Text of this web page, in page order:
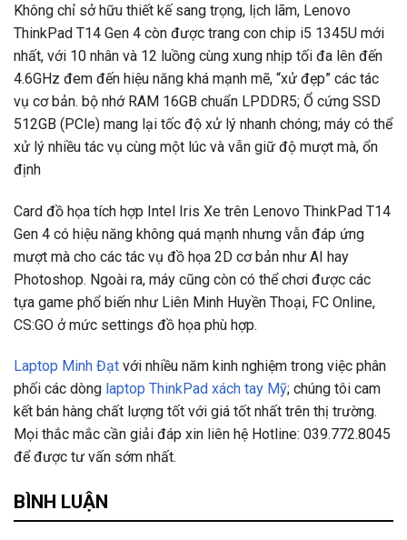
Không chỉ sở hữu thiết kế sang trọng, lịch lãm, Lenovo
ThinkPad T14 Gen 4 còn được trang con chip i5 1345U mới
nhất, với 10 nhân và 12 luồng cùng xung nhịp tối đa lên đến
4.6GHz đem đến hiệu năng khá mạnh mẽ, “xử đẹp” các tác
vụ cơ bản. bộ nhớ RAM 16GB chuẩn LPDDR5; Ổ cứng SSD
512GB (PCle) mang lại tốc độ xử lý nhanh chóng; máy có thể
xử lý nhiều tác vụ cùng một lúc và vẫn giữ độ mượt mà, ổn
định
Card đồ họa tích hợp Intel Iris Xe trên Lenovo ThinkPad T14
Gen 4 có hiệu năng không quá mạnh nhưng vẫn đáp ứng
mượt mà cho các tác vụ đồ họa 2D cơ bản như AI hay
Photoshop. Ngoài ra, máy cũng còn có thể chơi được các
tựa game phổ biến như Liên Minh Huyền Thoại, FC Online,
CS:GO ở mức settings đồ họa phù hợp.
Laptop Minh Đạt với nhiều năm kinh nghiệm trong việc phân
phối các dòng laptop ThinkPad xách tay Mỹ; chúng tôi cam
kết bán hàng chất lượng tốt với giá tốt nhất trên thị trường.
Mọi thắc mắc cần giải đáp xin liên hệ Hotline: 039.772.8045
để được tư vấn sớm nhất.
BÌNH LUẬN